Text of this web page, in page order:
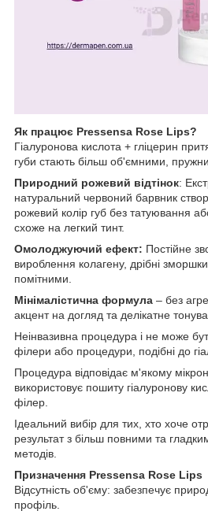
Як працює Pressensa Rose Lips?
Гіалуронова кислота + гліцерин
губи стають більш об'ємними,
Природний рожевий відтінок:
натуральний червоний барвник
рожевий колір губ без татуювання
схоже на легкий тинт.
Омолоджуючий ефект: Постійне
вироблення колагену, дрібні
помітними.
Мінімалістична формула – без
акцент на догляд та делікатне
Неінвазивна процедура і не може
філери або процедури, подібні до
Процедура відповідає м'якому
використовує пошиту гіалуронову
філер.
Ідеальний вибір для тих, хто хоче
результат з більш повними та
методів.
Призначення Pressensa Rose Lips
Відсутність об'єму: забезпечує
профіль.